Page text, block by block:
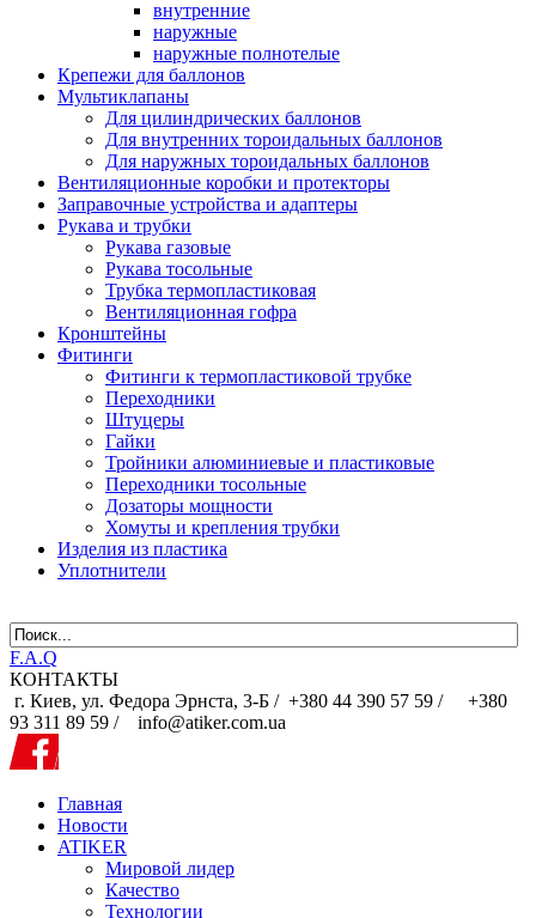
внутренние
наружные
наружные полнотелые
Крепежи для баллонов
Мультиклапаны
Для цилиндрических баллонов
Для внутренних тороидальных баллонов
Для наружных тороидальных баллонов
Вентиляционные коробки и протекторы
Заправочные устройства и адаптеры
Рукава и трубки
Рукава газовые
Рукава тосольные
Трубка термопластиковая
Вентиляционная гофра
Кронштейны
Фитинги
Фитинги к термопластиковой трубке
Переходники
Штуцеры
Гайки
Тройники алюминиевые и пластиковые
Переходники тосольные
Дозаторы мощности
Хомуты и крепления трубки
Изделия из пластика
Уплотнители
F.A.Q
КОНТАКТЫ
г. Киев, ул. Федора Эрнста, 3-Б / +380 44 390 57 59 /
+380
93 311 89 59 / info@atiker.com.ua
Главная
Новости
ATIKER
Мировой лидер
Качество
Технологии